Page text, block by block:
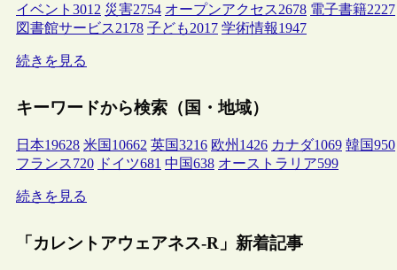
イベント 3012 災害2754 オープンアクセス2678 電子書籍2227
図書館サービス2178 子ども2017 学術情報1947
続きを見る
キーワードから検索（国・地域）
日本19628 米国 10662 英国3216 欧州 1426 カナダ1069 韓国950
フランス720 ドイツ681 中国638 オーストラリア599
続きを見る
「カレントアウェアネス-R」新着記事